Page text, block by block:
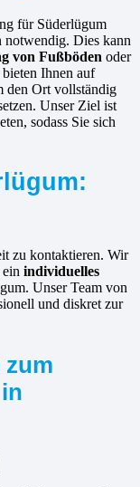
für Süderlügum
notwendig. Dies kann
von Fußböden oder
Ihnen auf
den Ort vollständig
Unser Ziel ist
sodass Sie sich
zu kontaktieren. Wir
individuelles
Unser Team von
und diskret zur
zum